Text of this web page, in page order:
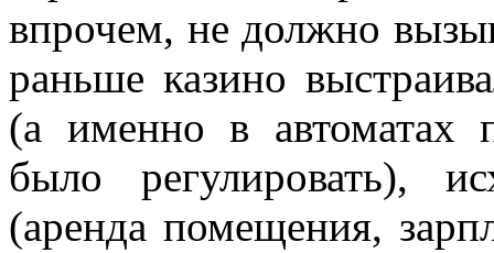
впрочем, не должно
раньше казино
(а именно в автоматах
было регулировать),
(аренда помещения,